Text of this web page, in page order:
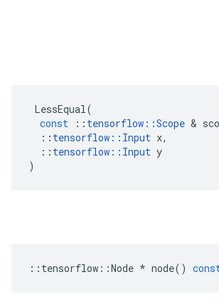
LessEqual(
const
:: tensorflow ::Scope &
:: tensorflow :: Input x,
:: tensorflow :: Input y
)
:: tensorflow ::Node * node()